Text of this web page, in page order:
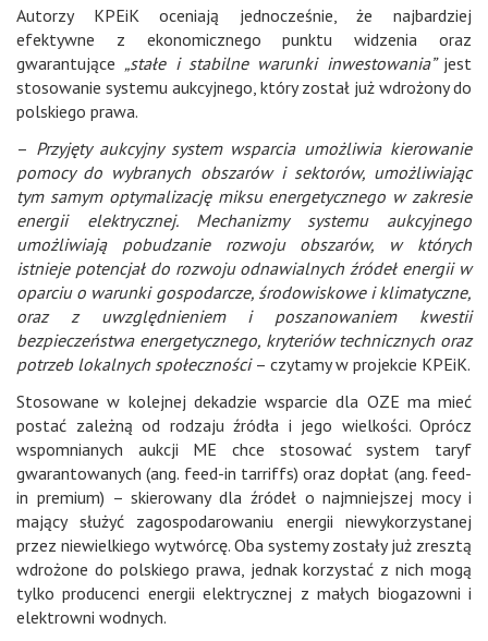
Autorzy KPEiK oceniają jednocześnie, że najbardziej
efektywne z ekonomicznego punktu widzenia oraz
gwarantujące „stałe i stabilne warunki inwestowania” jest
stosowanie systemu aukcyjnego, który został już wdrożony do
polskiego prawa.
– Przyjęty aukcyjny system wsparcia umożliwia kierowanie
pomocy do wybranych obszarów i sektorów, umożliwiając
tym samym optymalizację miksu energetycznego w zakresie
energii elektrycznej. Mechanizmy systemu aukcyjnego
umożliwiają pobudzanie rozwoju obszarów, w których
istnieje potencjał do rozwoju odnawialnych źródeł energii w
oparciu o warunki gospodarcze, środowiskowe i klimatyczne,
oraz z uwzględnieniem i poszanowaniem kwestii
bezpieczeństwa energetycznego, kryteriów technicznych oraz
potrzeb lokalnych społeczności – czytamy w projekcie KPEiK.
Stosowane w kolejnej dekadzie wsparcie dla OZE ma mieć
postać zależną od rodzaju źródła i jego wielkości. Oprócz
wspomnianych aukcji ME chce stosować system taryf
gwarantowanych (ang. feed-in tarriffs) oraz dopłat (ang. feed-
in premium) – skierowany dla źródeł o najmniejszej mocy i
mający służyć zagospodarowaniu energii niewykorzystanej
przez niewielkiego wytwórcę. Oba systemy zostały już zresztą
wdrożone do polskiego prawa, jednak korzystać z nich mogą
tylko producenci energii elektrycznej z małych biogazowni i
elektrowni wodnych.